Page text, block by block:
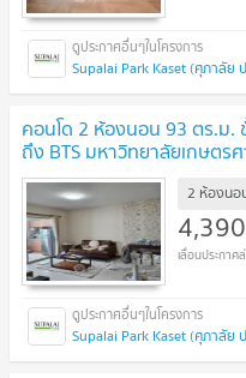
Supalai Park Kaset (ศุภาลัย
คอนโด 2 ห้องนอน 93 ตร.ม.
ถึง BTS มหาวิทยาลัยเกษตร
2 ห้องนอ
Supalai Park Kaset (ศุภาลัย